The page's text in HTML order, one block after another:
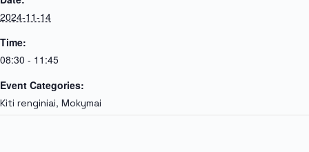
2024-11-14
Time:
08:30 - 11:45
Event Categories:
Kiti renginiai, Mokymai